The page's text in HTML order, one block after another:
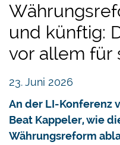
und künftig:
vor allem für
23. Juni 2026
An der LI-Konferenz
Beat Kappeler, wie
Währungsreform